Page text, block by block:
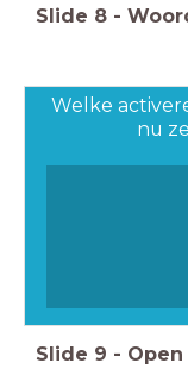
Slide 8 -
Welke
nu
Slide 9 - Open